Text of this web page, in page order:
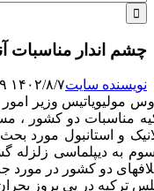
برای:
چشم اندار مناسبات
نویسنده سایت۱۴۰۲/۸/۷ ۱۹:۲۳:۳۱
مولیویاتیس وزیر
مناسبات دو کشور ،
به دیپلماسی زلزله
دو کشور در مورد